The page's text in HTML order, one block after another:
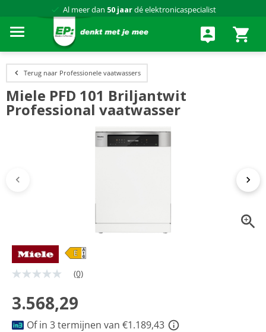
Al meer dan 50 jaardé elektronicaspecialist
Terug naar Professionele vaatwassers
Miele PFD 101 Briljantwit
Professional vaatwasser
Geen
Dezelfde
paginalink.
(0)
3.568,29
Of in 3 termijnen van €1.189,43